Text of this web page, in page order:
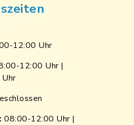
12:00 Uhr
12:00 Uhr |
08:00-12:00 Uhr |